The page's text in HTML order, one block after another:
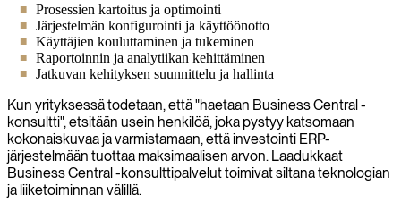
Prosessien kartoitus ja optimointi
Järjestelmän konfigurointi ja käyttöönotto
Käyttäjien kouluttaminen ja tukeminen
Raportoinnin ja analytiikan kehittäminen
Jatkuvan kehityksen suunnittelu ja hallinta
Kun yrityksessä todetaan, että "haetaan Business Central -
konsultti", etsitään usein henkilöä, joka pystyy katsomaan
kokonaiskuvaa ja varmistamaan, että investointi ERP-
järjestelmään tuottaa maksimaalisen arvon. Laadukkaat
Business Central -konsulttipalvelut toimivat siltana teknologian
ja liiketoiminnan välillä.